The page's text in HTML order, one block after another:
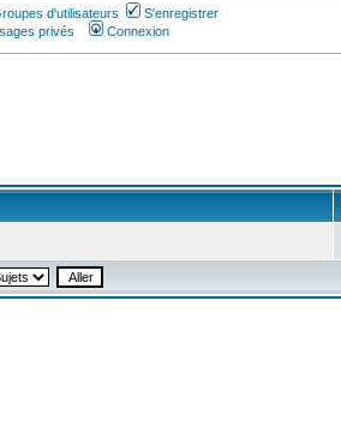
d'utilisateurs
S'enregistrer
privés Connexion